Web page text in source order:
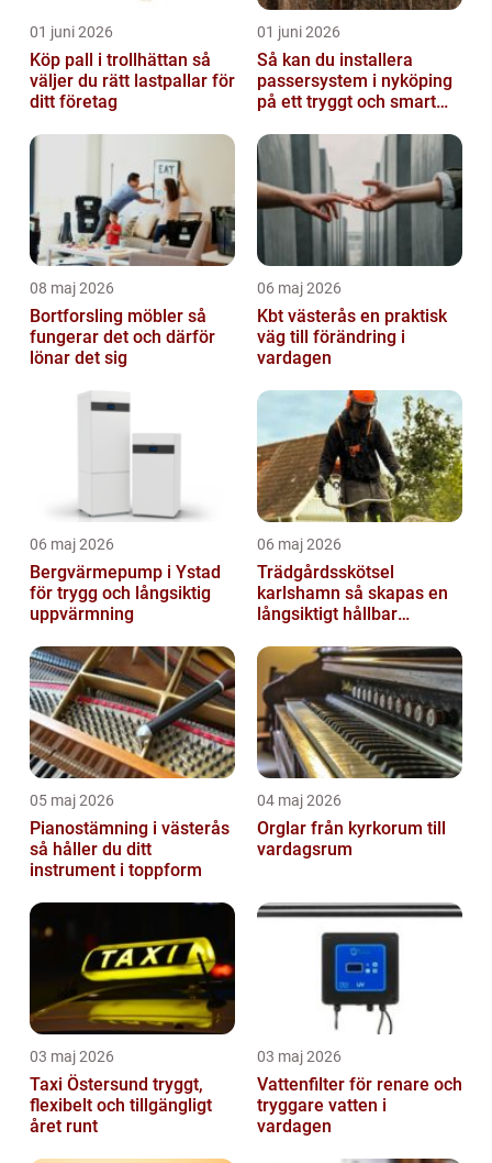
01 juni 2026
Köp pall i trollhättan så
väljer du rätt lastpallar för
ditt företag
01 juni 2026
Så kan du installera
passersystem i nyköping
på ett tryggt och smart
08 maj 2026
Bortforsling möbler så
fungerar det och därför
lönar det sig
06 maj 2026
Kbt västerås en praktisk
väg till förändring i
vardagen
06 maj 2026
Bergvärmepump i Ystad
för trygg och långsiktig
uppvärmning
06 maj 2026
Trädgårdsskötsel
karlshamn så skapas en
långsiktigt hållbar
05 maj 2026
Pianostämning i västerås
så håller du ditt
instrument i toppform
04 maj 2026
Orglar från kyrkorum till
vardagsrum
03 maj 2026
Taxi Östersund tryggt,
flexibelt och tillgängligt
året runt
03 maj 2026
Vattenfilter för renare och
tryggare vatten i
vardagen